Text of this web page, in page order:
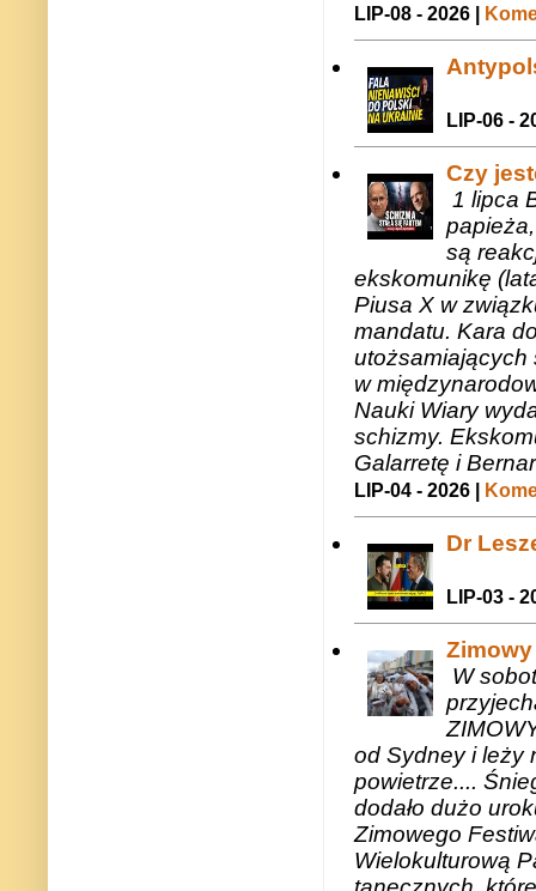
LIP-08 - 2026 |
LIP-06 -
Czy
1 lipca
są
ekskomunikę
Piusa X w
mandatu. Kara
utożsamiających
w
Nauki Wiary
schizmy.
Galarretę i
LIP-04 - 2026 |
Dr
LIP-03 -
W
od Sydney i leży
powietrze....
dodało dużo
Zimowego
Wielokulturową